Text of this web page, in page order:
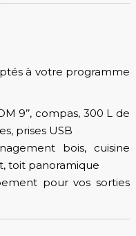
à votre programme
9’’, compas, 300 L de
prises USB
bois, cuisine
toit panoramique
pour vos sorties